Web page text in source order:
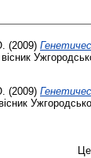
(2009)
(2009)